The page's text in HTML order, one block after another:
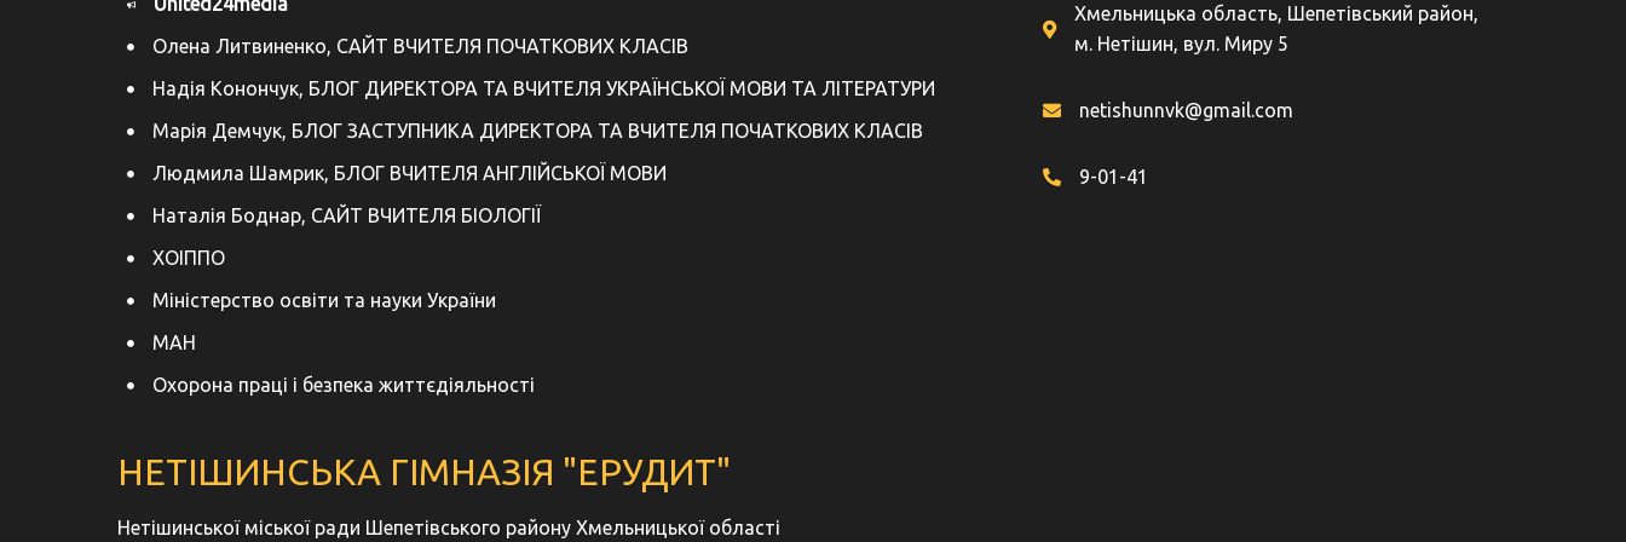
Олена Литвиненко, САЙТ ВЧИТЕЛЯ ПОЧАТКОВИХ КЛАСІВ
Надія Конончук, БЛОГ ДИРЕКТОРА ТА ВЧИТЕЛЯ УКРАЇНСЬКОЇ МОВИ ТА ЛІТЕРАТУРИ
Марія Демчук, БЛОГ ЗАСТУПНИКА ДИРЕКТОРА ТА ВЧИТЕЛЯ ПОЧАТКОВИХ КЛАСІВ
Людмила Шамрик, БЛОГ ВЧИТЕЛЯ АНГЛІЙСЬКОЇ МОВИ
Наталія Боднар, САЙТ ВЧИТЕЛЯ БІОЛОГІЇ
ХОІППО
Міністерство освіти та науки України
МАН
Охорона праці і безпека життєдіяльності
Хмельницька область, Шепетівський район,
м. Нетішин, вул. Миру 5
netishunnvk@gmail.com
9-01-41
НЕТІШИНСЬКА ГІМНАЗІЯ "ЕРУДИТ"
Нетішинської міської ради Шепетівського району Хмельницької області